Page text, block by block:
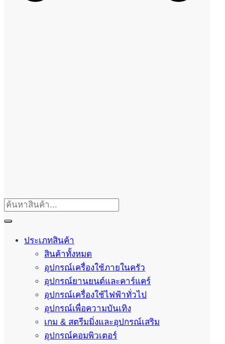
ประเภทสินค้า
สินค้าทั้งหมด
อุปกรณ์เครื่องใช้ภายในครัว
อุปกรณ์ยานยนต์และคาร์แคร์
อุปกรณ์เครื่องใช้ไฟฟ้าทั่วไป
อุปกรณ์เพื่อความบันเทิง
เกม & สตรีมมิ่งและอุปกรณ์เสริม
อุปกรณ์คอมพิวเตอร์